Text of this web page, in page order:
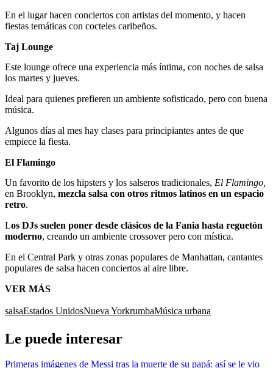
En el lugar hacen conciertos con artistas del momento, y hacen
fiestas temáticas con cocteles caribeños.
Taj Lounge
Este lounge ofrece una experiencia más íntima, con noches de salsa
los martes y jueves.
Ideal para quienes prefieren un ambiente sofisticado, pero con buena
música.
Algunos días al mes hay clases para principiantes antes de que
empiece la fiesta.
El Flamingo
Un favorito de los hipsters y los salseros tradicionales, El Flamingo,
en Brooklyn, mezcla salsa con otros ritmos latinos en un espacio
retro.
Los DJs suelen poner desde clásicos de la Fania hasta reguetón
moderno, creando un ambiente crossover pero con mística.
En el Central Park y otras zonas populares de Manhattan, cantantes
populares de salsa hacen conciertos al aire libre.
VER MÁS
salsaEstados UnidosNueva YorkrumbaMúsica urbana
Le puede interesar
Primeras imágenes de Messi tras la muerte de su papá: así se le vio